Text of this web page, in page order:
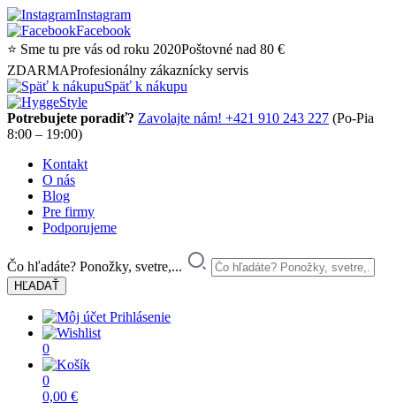
Instagram
Facebook
⭐ Sme tu pre vás od roku 2020Poštovné nad 80 €
ZDARMAProfesionálny zákaznícky servis
Späť k nákupu
Potrebujete poradiť? Zavolajte nám! +421 910 243 227 (Po-Pia
8:00 – 19:00)
Kontakt
O nás
Blog
Pre firmy
Podporujeme
Čo hľadáte? Ponožky, svetre,...
Prihlásenie
0
0
0,00 €